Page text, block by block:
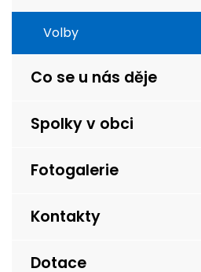
Volby
Co se u nás děje
Spolky v obci
Fotogalerie
Kontakty
Dotace